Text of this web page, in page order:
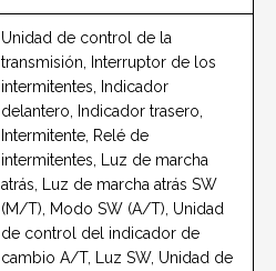
Unidad de control de la
transmisión, Interruptor de los
intermitentes, Indicador
delantero, Indicador trasero,
Intermitente, Relé de
intermitentes, Luz de marcha
atrás, Luz de marcha atrás SW
(M/T), Modo SW (A/T), Unidad
de control del indicador de
cambio A/T, Luz SW, Unidad de